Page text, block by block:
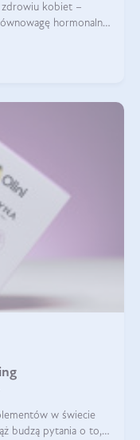
zdrowiu kobiet –
hormonalną
w świecie
budzą pytania o to,